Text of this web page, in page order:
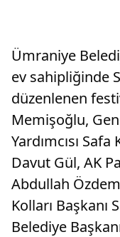
Ümraniye
ev sahipliğinde
düzenlenen
Memişoğlu,
Yardımcısı
Davut Gül, AK
Abdullah
Kolları
Belediye